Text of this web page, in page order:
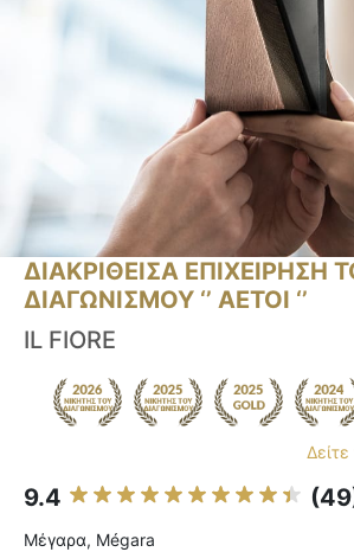
ΔΙΑΚΡΙΘΕΙΣΑ ΕΠΙΧΕΙΡΗΣΗ
ΔΙΑΓΩΝΙΣΜΟΥ ‘’ ΑΕΤΟΙ ‘’
IL FIORE
9.4
Μέγαρα, Mégara